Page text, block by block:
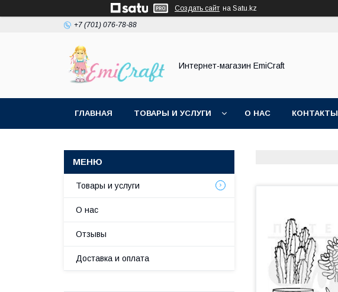
Создать сайт на Satu.kz
+7 (701) 076-78-88
Интернет-магазин EmiCraft
ГЛАВНАЯ ТОВАРЫ И УСЛУГИ О НАС КОНТАКТЫ
Товары и услуги
О нас
Отзывы
Доставка и оплата